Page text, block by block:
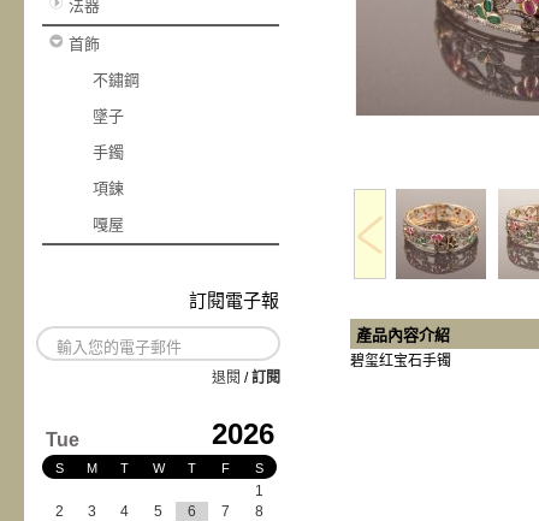
法器
首飾
不鏽鋼
墜子
手鐲
項鍊
嘎屋
訂閱電子報
退閱 /訂閱
Tue 2026
S M T W T F S
1
2
3 4 5 6 7
8
產品內容介紹
碧玺红宝石手镯